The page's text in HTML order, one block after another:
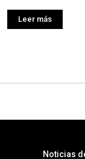
Leer más
Noticias